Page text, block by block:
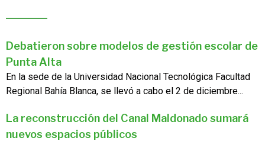
Debatieron sobre modelos de gestión escolar de
Punta Alta
En la sede de la Universidad Nacional Tecnológica Facultad
Regional Bahía Blanca, se llevó a cabo el 2 de diciembre...
La reconstrucción del Canal Maldonado sumará
nuevos espacios públicos